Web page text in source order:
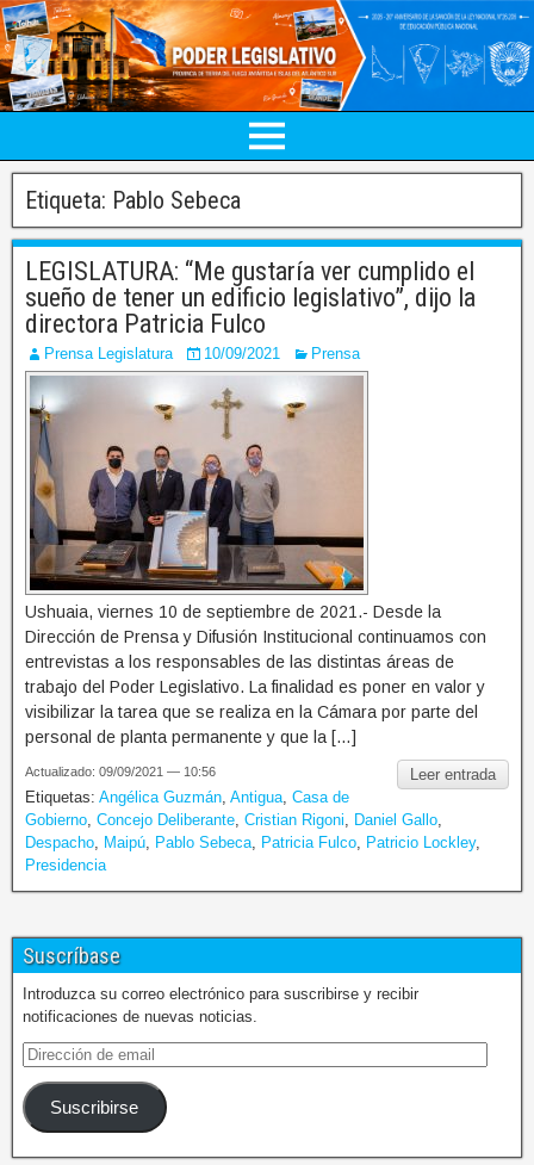
Etiqueta: Pablo Sebeca
LEGISLATURA: “Me gustaría ver cumplido el
sueño de tener un edificio legislativo”, dijo la
directora Patricia Fulco
Prensa Legislatura 10/09/2021 Prensa
Ushuaia, viernes 10 de septiembre de 2021.- Desde la
Dirección de Prensa y Difusión Institucional continuamos con
entrevistas a los responsables de las distintas áreas de
trabajo del Poder Legislativo. La finalidad es poner en valor y
visibilizar la tarea que se realiza en la Cámara por parte del
personal de planta permanente y que la […]
Leer entrada
Actualizado: 09/09/2021 — 10:56
Etiquetas: Angélica Guzmán Antigua Casa de
Gobierno Concejo Deliberante Cristian Rigoni Daniel Gallo
Despacho
Maipú Pablo Sebeca Patricia Fulco Patricio Lockley,
Presidencia
Suscríbase
Introduzca su correo electrónico para suscribirse y recibir
notificaciones de nuevas noticias.
Suscribirse